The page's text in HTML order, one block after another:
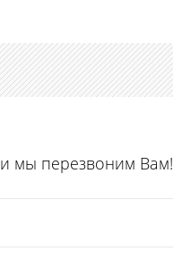
мы перезвоним Вам!